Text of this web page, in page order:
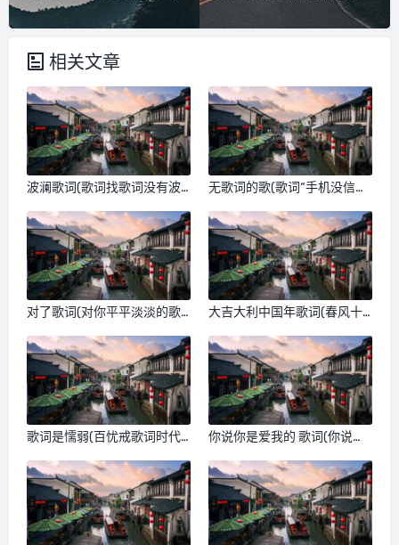
相关文章
波澜歌词(歌词找歌词没有波
无歌词的歌(歌词“手机没信
对了歌词(对你平平淡淡的歌
大吉大利中国年歌词(春风十
歌词是懦弱(百忧戒歌词时代
你说你是爱我的 歌词(你说你
个女孩的唱的，声音很好听)